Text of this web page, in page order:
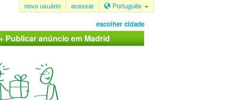
novo usuário acessar Português
escolher cidade
+ Publicar anúncio em Madrid